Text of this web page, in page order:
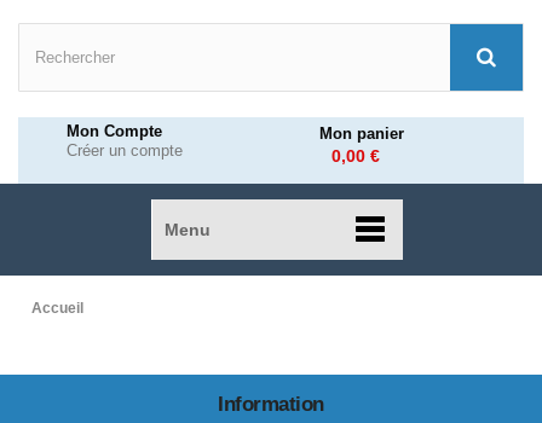
Mon Compte
Créer un compte
Mon panier
0,00 €
Menu
Accueil
Information